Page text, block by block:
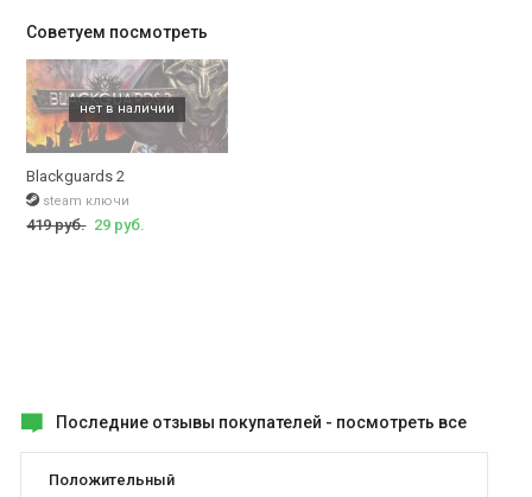
Советуем посмотреть
Blackguards 2
steam ключи
419 руб. 29 руб.
Последние отзывы покупателей - посмотреть все
Положительный